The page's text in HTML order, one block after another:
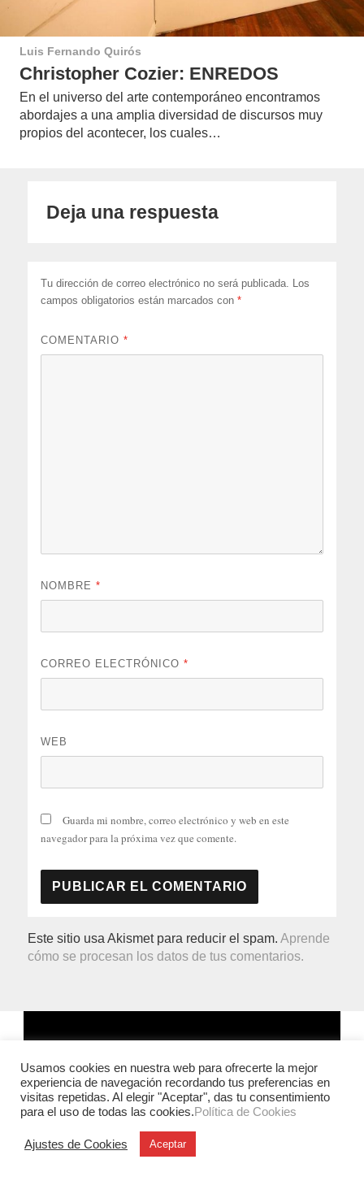
Luis Fernando Quirós
Christopher Cozier: ENREDOS
En el universo del arte contemporáneo encontramos
abordajes a una amplia diversidad de discursos muy
propios del acontecer, los cuales…
Deja una respuesta
Tu dirección de correo electrónico no será publicada. Los
campos obligatorios están marcados con*
COMENTARIO*
NOMBRE*
CORREO ELECTRÓNICO*
WEB
Guarda mi nombre, correo electrónico y web en este
navegador para la próxima vez que comente.
Este sitio usa Akismet para reducir el spam.Aprende
cómo se procesan los datos de tus comentarios.
Usamos cookies en nuestra web para ofrecerte la mejor
experiencia de navegación recordando tus preferencias en
visitas repetidas. Al elegir "Aceptar", das tu consentimiento
para el uso de todas las cookies.Política de Cookies
Ajustes de Cookies Aceptar